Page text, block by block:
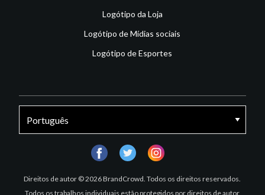
Logótipo da Loja
Logótipo de Mídias sociais
Logótipo de Esportes
Direitos de autor © 2026 BrandCrowd. Todos os direitos reservados.
Todos os trabalhos individuais estão protegidos por direitos de autor
facebooktwitter instagram